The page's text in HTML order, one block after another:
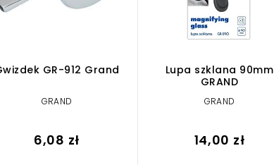
GR-912 Grand
GRAND
6,08 zł
Lupa szklana 90mm
GRAND
GRAND
14,00 zł